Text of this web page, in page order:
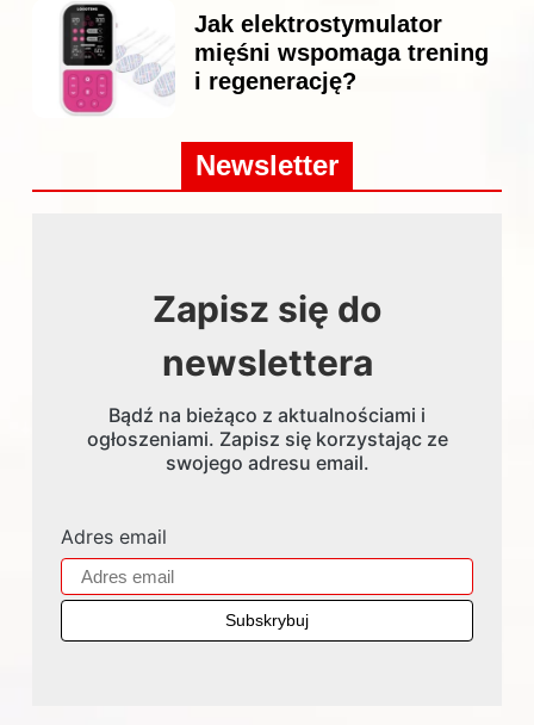
Jak elektrostymulator
mięśni wspomaga trening
i regenerację?
Newsletter
Zapisz się do
newslettera
Bądź na bieżąco z aktualnościami i
ogłoszeniami. Zapisz się korzystając ze
swojego adresu email.
Adres email